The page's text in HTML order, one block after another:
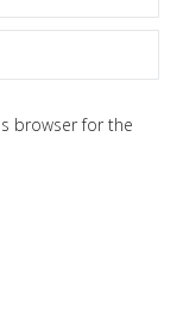
browser for the